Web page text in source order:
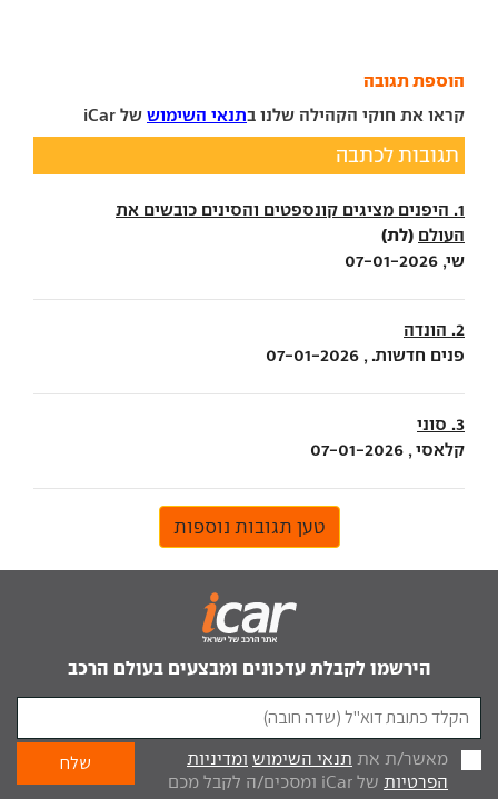
הוספת תגובה
קראו את חוקי הקהילה שלנו בתנאי השימוש של iCar
תגובות לכתבה
1. היפנים מציגים קונספטים והסינים כובשים את
העולם (לת)
שי, 07-01-2026
2. הונדה
פנים חדשות. , 07-01-2026
3. סוני
קלאסי , 07-01-2026
טען תגובות נוספות
הירשמו לקבלת עדכונים ומבצעים בעולם הרכב
מאשר/ת את תנאי השימוש ומדיניות
הפרטיות
של iCar ומסכים/ה לקבל מכם